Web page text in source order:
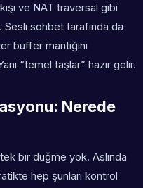
ve NAT traversal gibi
Sesli sohbet tarafında da
buffer mantığını
“temel taşlar” hazır gelir.
Nerede
bir düğme yok. Aslında
hep şunları kontrol